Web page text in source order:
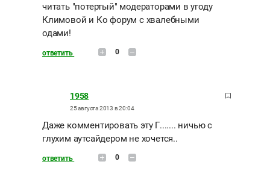
читать "потертый" модераторами в угоду
Климовой и Ко форум с хвалебными
одами!
ответить 0
1958
25 августа 2013 в 20:04
Даже комментировать эту Г....... ничью с
глухим аутсайдером не хочется..
ответить 0